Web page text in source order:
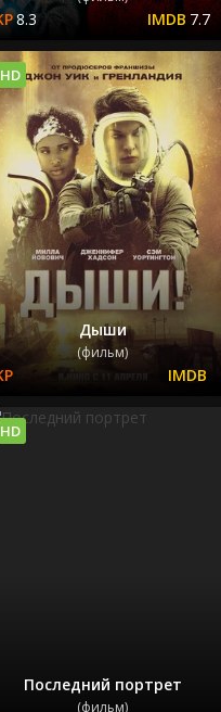
8.3 7.7
Дыши
(фильм)
HD
Последний портрет
(фильм)
HD